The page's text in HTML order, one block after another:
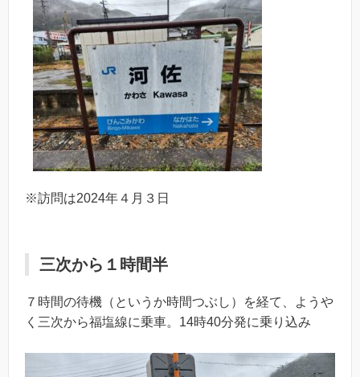
※訪問は2024年４月３日
三次から１時間半
７時間の待機（というか時間つぶし）を経て、ようや
く三次から福塩線に乗車。14時40分発に乗り込み